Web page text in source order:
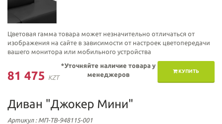
Цветовая гамма товара может незначительно отличаться от
изображения на сайте в зависимости от настроек цветопередачи
вашего монитора или мобильного устройства
81 475 KZT
КУПИТЬ
*Уточняйте наличие товара у
менеджеров
Диван "Джокер Мини"
Артикул: МП-ТВ-948115-001